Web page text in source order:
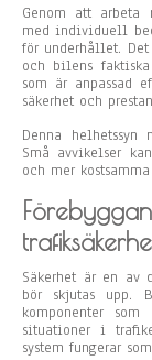
Genom att arbeta
med individuell
för underhållet.
och bilens
som är anpassad
säkerhet och
Denna
Små avvikelser
och mer
Säkerhet är en
bör skjutas upp.
komponenter
situationer i
system fungerar